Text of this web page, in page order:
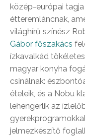
közép-európai
étteremláncnak,
világhírű színész
Gábor főszakács
ízkavalkád
magyar konyha
csinálnak:
ételeik, és a Nobu
lehengerlik az
jelmezkészítő